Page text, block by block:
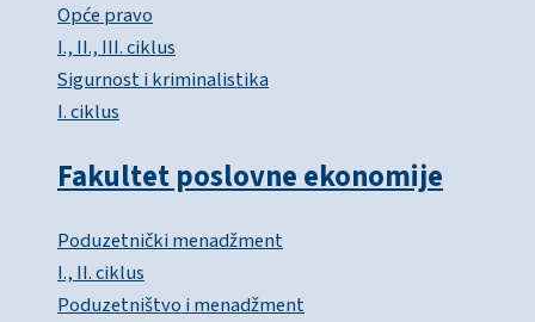
Opće pravo
I., II., III. ciklus
Sigurnost i kriminalistika
I. ciklus
Fakultet poslovne ekonomije
Poduzetnički menadžment
I., II. ciklus
Poduzetništvo i menadžment